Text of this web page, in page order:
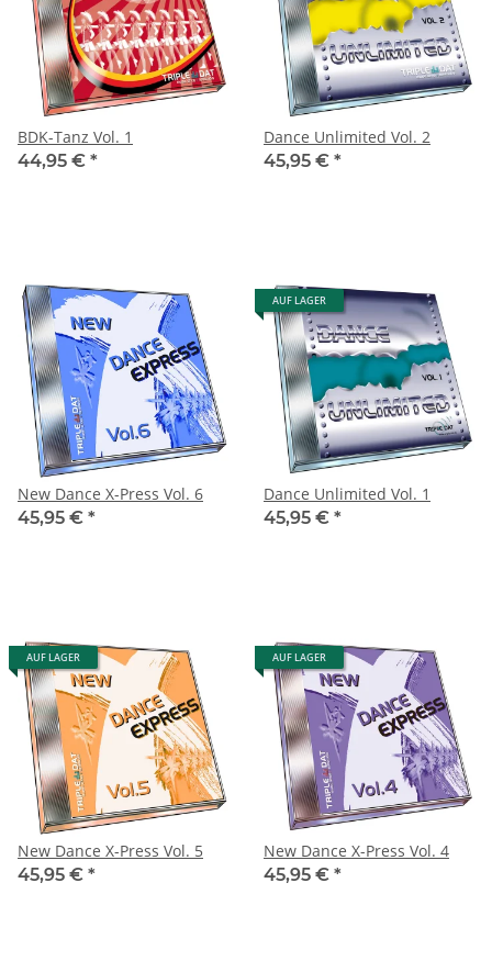
BDK-Tanz Vol. 1
44,95 € *
Dance Unlimited Vol. 2
45,95 € *
New Dance X-Press Vol. 6
45,95 € *
AUF LAGER
Dance Unlimited Vol. 1
45,95 € *
AUF LAGER
New Dance X-Press Vol. 5
45,95 € *
AUF LAGER
New Dance X-Press Vol. 4
45,95 € *